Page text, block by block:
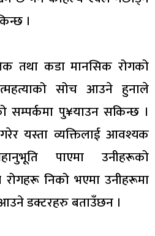
।
तथा कडा मानसिक रोगको
सोच आउने हुनाले
सम्पर्कमा पु¥याउन सकिन्छ ।
यस्ता व्यक्तिलाई आवश्यक
पाएमा उनीहरूको
निको भएमा उनीहरूमा
डक्टरहरु बताउँछन ।